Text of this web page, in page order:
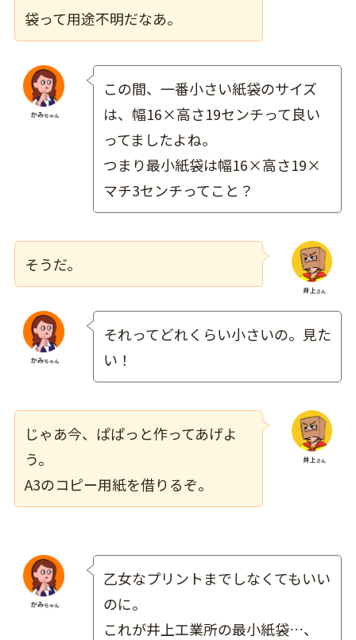
袋って用途不明だなあ。
この間、一番小さい紙袋のサイズ
は、幅16×高さ19センチって良い
ってましたよね。
つまり最小紙袋は幅16×高さ19×
マチ3センチってこと？
そうだ。
それってどれくらい小さいの。見た
い！
じゃあ今、ぱぱっと作ってあげよ
う。
A3のコピー用紙を借りるぞ。
乙女なプリントまでしなくてもいい
のに。
これが井上工業所の最小紙袋…、